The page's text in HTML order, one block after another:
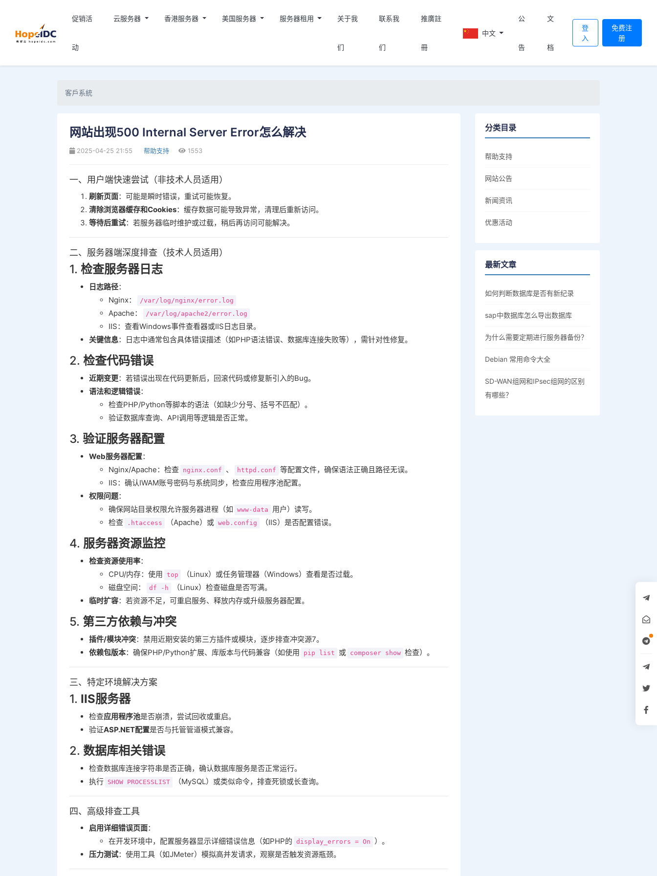
促销活
动
云服务器 香港服务器 美国服务器 服务器租用 关于我
们
联系我
们
推廣註
冊
中文
公
告
文
档
登
入
免费注
册
客戶系統
网站出现500 Internal Server Error怎么解决
2025-04-25 21:55 帮助支持 1553
一、用户端快速尝试（非技术人员适用）
刷新页面‌：可能是瞬时错误，重试可能恢复。
清除浏览器缓存和Cookies‌：缓存数据可能导致异常，清理后重新访问。
等待后重试‌：若服务器临时维护或过载，稍后再访问可能解决。
二、服务器端深度排查（技术人员适用）
1. ‌ 检查服务器日志
日志路径‌：
Nginx：
/var/log/nginx/error.log
Apache： /var/log/apache2/error.log
IIS：查看Windows事件查看器或IIS日志目录。
关键信息‌：日志中通常包含具体错误描述（如PHP语法错误、数据库连接失败等），需针对性修复。
2. ‌ 检查代码错误
近期变更‌：若错误出现在代码更新后，回滚代码或修复新引入的Bug。
语法和逻辑错误‌：
检查PHP/Python等脚本的语法（如缺少分号、括号不匹配）。
验证数据库查询、API调用等逻辑是否正常。
3. ‌ 验证服务器配置
Web服务器配置‌：
Nginx/Apache：检查 nginx.conf 、 httpd.conf 等配置文件，确保语法正确且路径无误。
IIS：确认IWAM账号密码与系统同步，检查应用程序池配置。
权限问题‌：
确保网站目录权限允许服务器进程（如 www-data
用户）读写。
检查
.htaccess （Apache）或 web.config （IIS）是否配置错误。
4. ‌ 服务器资源监控
检查资源使用率‌：
CPU/内存：使用 top
（Linux）或任务管理器（Windows）查看是否过载。
磁盘空间：
df -h
（Linux）检查磁盘是否写满。
临时扩容‌：若资源不足，可重启服务、释放内存或升级服务器配置。
5. ‌ 第三方依赖与冲突
插件/模块冲突‌：禁用近期安装的第三方插件或模块，逐步排查冲突源7。
依赖包版本‌：确保PHP/Python扩展、库版本与代码兼容（如使用 pip list 或 composer show 检查）。
三、特定环境解决方案
1. ‌ IIS服务器
检查‌应用程序池‌是否崩溃，尝试回收或重启。
验证‌ASP.NET配置‌是否与托管管道模式兼容。
2. ‌ 数据库相关错误
检查数据库连接字符串是否正确，确认数据库服务是否正常运行。
执行 SHOW PROCESSLIST （MySQL）或类似命令，排查死锁或长查询。
四、高级排查工具
启用详细错误页面‌：
在开发环境中，配置服务器显示详细错误信息（如PHP的 display_errors = On
）。
压力测试‌：使用工具（如JMeter）模拟高并发请求，观察是否触发资源瓶颈。
分类目录
帮助支持
网站公告
新闻资讯
优惠活动
最新文章
如何判断数据库是否有新纪录
sap中数据库怎么导出数据库
为什么需要定期进行服务器备份？
Debian 常用命令大全
SD-WAN组网和IPsec组网的区别
有哪些？